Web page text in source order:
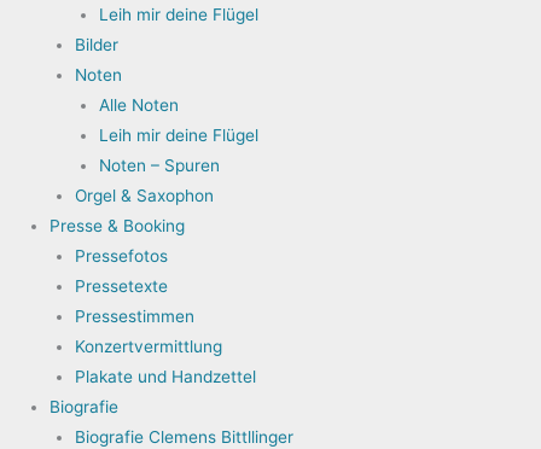
Leih mir deine Flügel
Bilder
Noten
Alle Noten
Leih mir deine Flügel
Noten – Spuren
Orgel & Saxophon
Presse & Booking
Pressefotos
Pressetexte
Pressestimmen
Konzertvermittlung
Plakate und Handzettel
Biografie
Biografie Clemens Bittllinger